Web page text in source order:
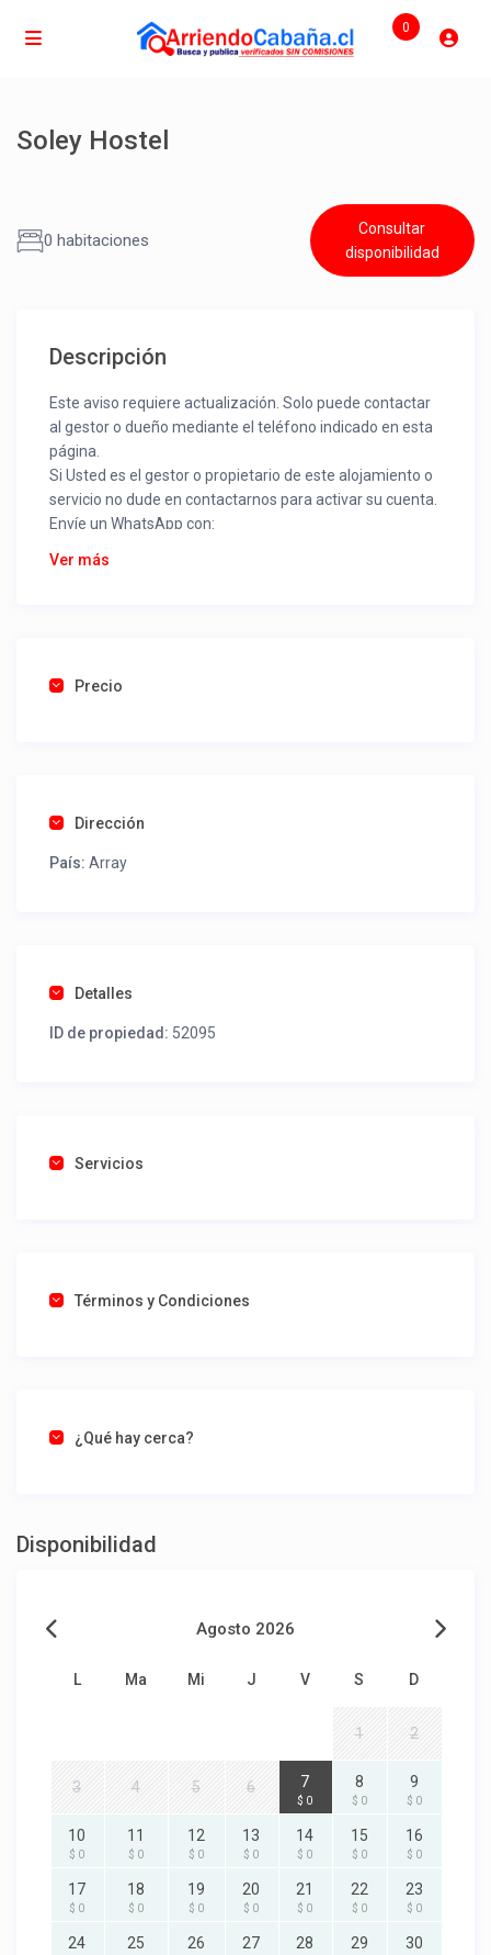
0
Soley Hostel
0 habitaciones
Consultar
disponibilidad
Descripción
Este aviso requiere actualización. Solo puede contactar
al gestor o dueño mediante el teléfono indicado en esta
página.
Si Usted es el gestor o propietario de este alojamiento o
servicio no dude en contactarnos para activar su cuenta.
Envíe un WhatsApp con:
Nombre alojamiento o servicio
Una foto de cuenta de luz o agua o gas que acredite
como un profesional sin COMISIONES ni ESTAFAS.
Tel contacto propiedad:
Ver más
Precio
Dirección
País: Array
Detalles
ID de propiedad: 52095
Servicios
Términos y Condiciones
¿Qué hay cerca?
Disponibilidad
Agosto 2026
L Ma Mi J V S D
1 2
3 4 5 6 7
$ 0
8
$ 0
9
$ 0
10
$ 0
11
$ 0
12
$ 0
13
$ 0
14
$ 0
15
$ 0
16
$ 0
17
$ 0
18
$ 0
19
$ 0
20
$ 0
21
$ 0
22
$ 0
23
$ 0
24 25 26 27 28 29 30